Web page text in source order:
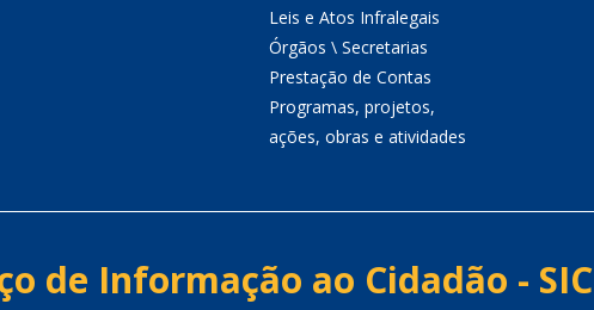
Leis e Atos Infralegais
Órgãos \ Secretarias
Prestação de Contas
Programas, projetos,
ações, obras e atividades
de Informação ao Cidadão - SIC